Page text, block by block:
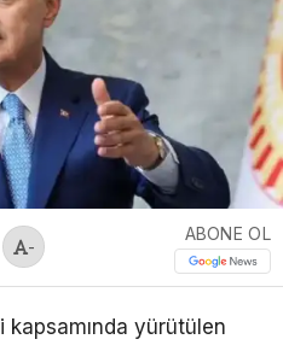
-
ABONE OL
kapsamında yürütülen